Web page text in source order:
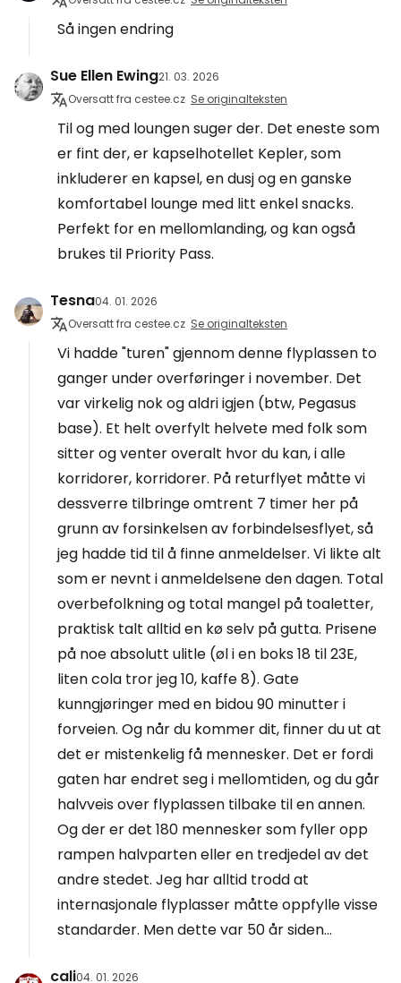
Så ingen endring
Sue Ellen Ewing21. 03. 2026
Oversatt fra cestee.cz Se originalteksten
Til og med loungen suger der. Det eneste som
er fint der, er kapselhotellet Kepler, som
inkluderer en kapsel, en dusj og en ganske
komfortabel lounge med litt enkel snacks.
Perfekt for en mellomlanding, og kan også
brukes til Priority Pass.
Tesna04. 01. 2026
Oversatt fra cestee.cz Se originalteksten
Vi hadde "turen" gjennom denne flyplassen to
ganger under overføringer i november. Det
var virkelig nok og aldri igjen (btw, Pegasus
base). Et helt overfylt helvete med folk som
sitter og venter overalt hvor du kan, i alle
korridorer, korridorer. På returflyet måtte vi
dessverre tilbringe omtrent 7 timer her på
grunn av forsinkelsen av forbindelsesflyet, så
jeg hadde tid til å finne anmeldelser. Vi likte alt
som er nevnt i anmeldelsene den dagen. Total
overbefolkning og total mangel på toaletter,
praktisk talt alltid en kø selv på gutta. Prisene
på noe absolutt ulitle (øl i en boks 18 til 23E,
liten cola tror jeg 10, kaffe 8). Gate
kunngjøringer med en bidou 90 minutter i
forveien. Og når du kommer dit, finner du ut at
det er mistenkelig få mennesker. Det er fordi
gaten har endret seg i mellomtiden, og du går
halvveis over flyplassen tilbake til en annen.
Og der er det 180 mennesker som fyller opp
rampen halvparten eller en tredjedel av det
andre stedet. Jeg har alltid trodd at
internasjonale flyplasser måtte oppfylle visse
standarder. Men dette var 50 år siden...
cali04. 01. 2026